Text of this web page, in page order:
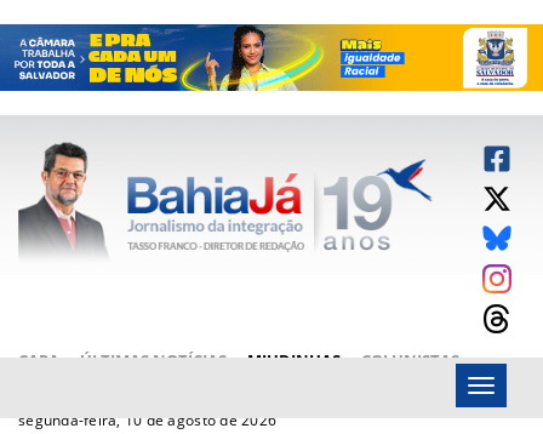
CAPA ÚLTIMAS NOTÍCIAS MIUDINHAS
COLUNISTAS
segunda-feira, 10 de agosto de 2026
Menu